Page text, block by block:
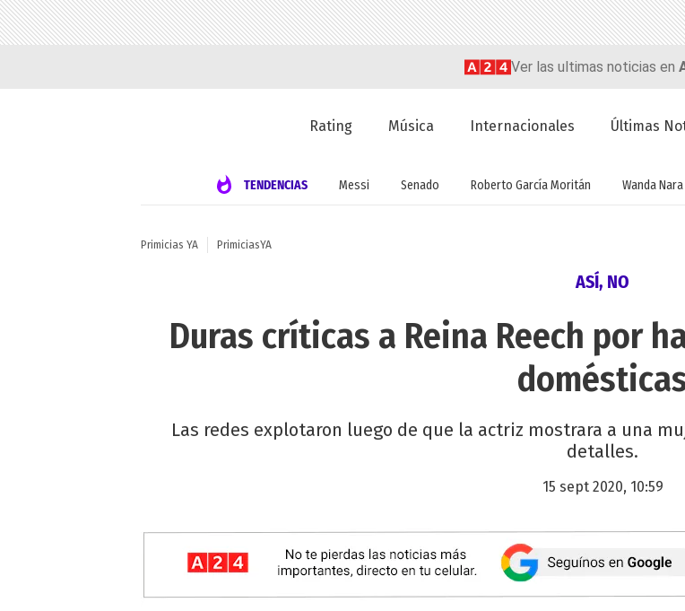
Ver las ultimas noticias en
Rating Música Internacionales Últimas
TENDENCIAS Messi Senado Roberto García Moritán Wanda Nara
Primicias YA PrimiciasYA
ASÍ, NO
Duras críticas a Reina Reech por
Las redes explotaron luego de que la actriz mostrara a una
detalles.
15 sept 2020, 10:59